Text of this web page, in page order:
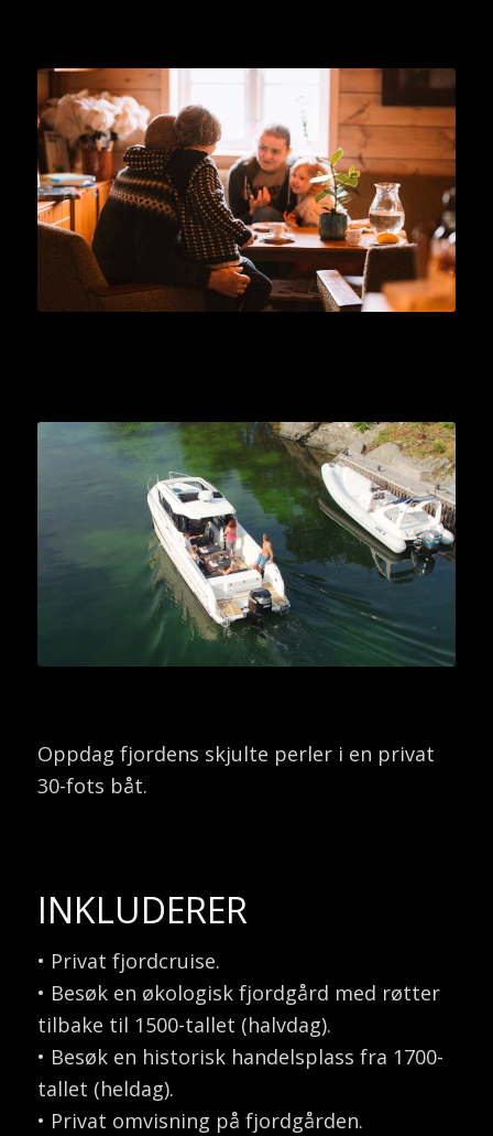
Oppdag fjordens skjulte perler i en privat
30-fots båt.
INKLUDERER
• Privat fjordcruise.
• Besøk en økologisk fjordgård med røtter
tilbake til 1500-tallet (halvdag).
• Besøk en historisk handelsplass fra 1700-
tallet (heldag).
• Privat omvisning på fjordgården.